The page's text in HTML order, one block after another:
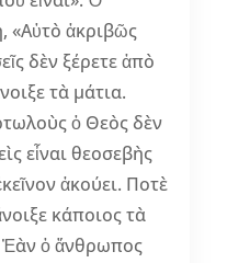
«Αὐτὸ ἀκριβῶς
δὲν ξέρετε ἀπὸ
τὰ μάτια.
ὁ Θεὸς δὲν
εἶναι θεοσεβὴς
ἀκούει. Ποτὲ
κάποιος τὰ
Ἐὰν ὁ ἄνθρωπος